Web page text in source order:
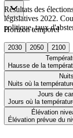
Horizon temporel
2030 2050
2100
Hausse de la
Nuits où la
Jours de
Jours où la
Élévation
Élévation prévue du
Résultats des
législatives 2022.
politique, taux